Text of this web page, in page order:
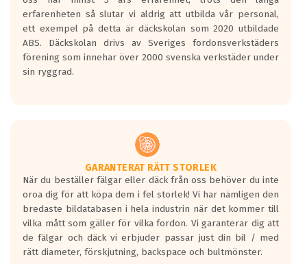
personbilar och lätta lastbilar.
Betyget sätts efter ett test där däcken
skall bromsa in på en väg där det ligger
0.5-1.5 mm vatten.
I 80km/h kommer skillnaden på
Vid körning i över 50km/h brukar
rullmotståndets ljud överträffa
motorljudet.
På däckmärkningen kommer det finnas
en symbol av ett däck med vågar. Hög
bullernivå markeras med svarta vågor
medans de vita vågorna påvisar om det är
ett tyst däck.
erfarenheten så slutar vi aldrig att utbilda vår personal,
ett exempel på detta är däckskolan som 2020 utbildade
ABS. Däckskolan drivs av Sveriges fordonsverkstäders
förening som innehar över 2000 svenska verkstäder under
sin ryggrad.
GARANTERAT RÄTT STORLEK
När du beställer fälgar eller däck från oss behöver du inte
oroa dig för att köpa dem i fel storlek! Vi har nämligen den
bredaste bildatabasen i hela industrin när det kommer till
vilka mått som gäller för vilka fordon. Vi garanterar dig att
de fälgar och däck vi erbjuder passar just din bil / med
rätt diameter, förskjutning, backspace och bultmönster.